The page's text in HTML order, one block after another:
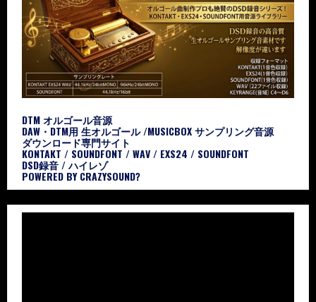
DTM オルゴール音源
DAW・DTM用 生オルゴール /MUSICBOX サンプリング音源
ダウンロード専門サイト
KONTAKT / SOUNDFONT / WAV / EXS24 / SOUNDFONT
DSD録音 / ハイレゾ
POWERED BY CRAZYSOUND?